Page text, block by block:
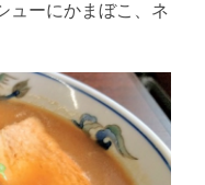
ューにかまぼこ、ネ